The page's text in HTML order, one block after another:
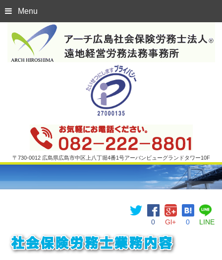
Menu
〒730-0012 広島県広島市中区上八丁堀4番1号アーバンビューグランドタワー10F
0 Gl+ 0 LINE